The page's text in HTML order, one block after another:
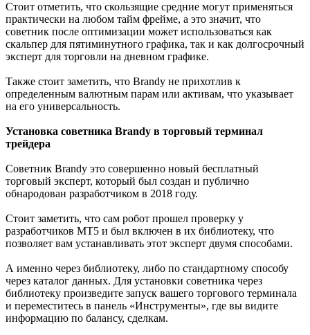
Стоит отметить, что скользящие средние могут применяться
практически на любом тайм фрейме, а это значит, что
советник после оптимизации может использоваться как
скальпер для пятиминутного графика, так и как долгосрочный
эксперт для торговли на дневном графике.
Также стоит заметить, что Brandy не прихотлив к
определенным валютным парам или активам, что указывает
на его универсальность.
Установка советника Brandy в торговый терминал
трейдера
Советник Brandy это совершенно новый бесплатный
торговый эксперт, который был создан и публично
обнародован разработчиком в 2018 году.
Стоит заметить, что сам робот прошел проверку у
разработчиков МТ5 и был включен в их библиотеку, что
позволяет вам устанавливать этот эксперт двумя способами.
А именно через библиотеку, либо по стандартному способу
через каталог данных. Для установки советника через
библиотеку произведите запуск вашего торгового терминала
и переместитесь в панель «Инструменты», где вы видите
информацию по балансу, сделкам.